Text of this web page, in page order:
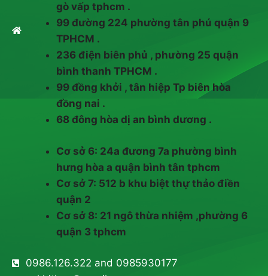
gò vấp tphcm .
99 đường 224 phường tân phú quận 9
TPHCM .
236 điện biên phủ , phường 25 quận
bình thanh TPHCM .
99 đồng khởi , tân hiệp Tp biên hòa
đồng nai .
68 đông hòa dị an bình dương .
Cơ sở 6: 24a đương 7a phường bình
hưng hòa a quận bình tân tphcm
Cơ sở 7: 512 b khu biệt thự thảo điền
quận 2
Cơ sở 8: 21 ngô thừa nhiệm ,phường 6
quận 3 tphcm
0986.126.322 and 0985930177